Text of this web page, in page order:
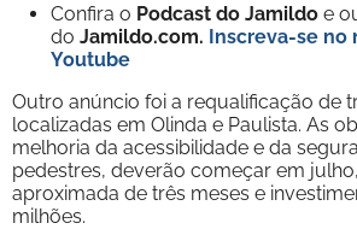
Confira o Podcast do Jamildo e
do Jamildo.com. Inscreva-se no
Youtube
Outro anúncio foi a requalificação de
localizadas em Olinda e Paulista. As
melhoria da acessibilidade e da
pedestres, deverão começar em
aproximada de três meses e
milhões.